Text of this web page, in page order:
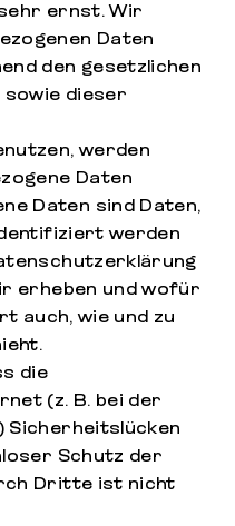
ernst. Wir
Daten
den gesetzlichen
dieser
werden
Daten
Daten sind Daten,
werden
erheben und wofür
auch, wie und zu
die
(z. B. bei der
Sicherheitslücken
Schutz der
Dritte ist nicht